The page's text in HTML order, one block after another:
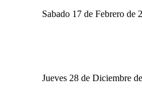
Sabado 17 de Febrero de
Jueves 28 de Diciembre